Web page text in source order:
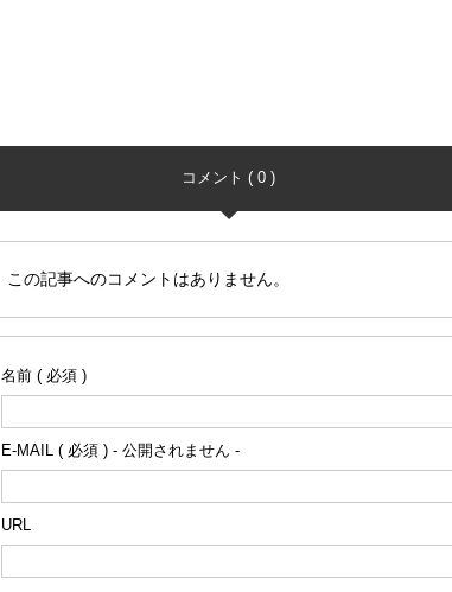
コメント ( 0 )
この記事へのコメントはありません。
名前 ( 必須 )
E-MAIL ( 必須 ) - 公開されません -
URL